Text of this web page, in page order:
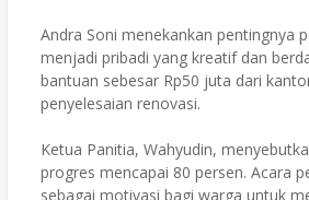
Andra Soni menekankan pentingnya
menjadi pribadi yang kreatif dan
bantuan sebesar Rp50 juta dari
penyelesaian renovasi.
Ketua Panitia, Wahyudin,
progres mencapai 80 persen. Acara
sebagai motivasi bagi warga untuk